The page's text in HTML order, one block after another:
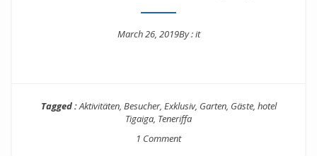
March 26, 2019By :it
Tagged :Aktivitäten, Besucher, Exklusiv, Garten, Gäste, hotel
Tigaiga, Teneriffa
1 Comment